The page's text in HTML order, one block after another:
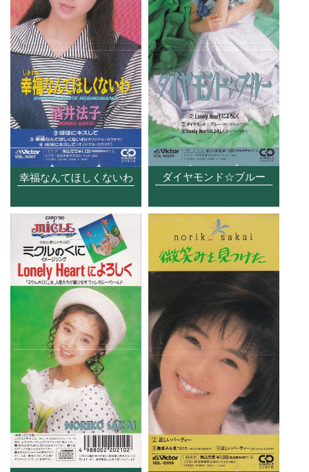
幸福なんてほしくないわ ダイヤモンド☆ブルー